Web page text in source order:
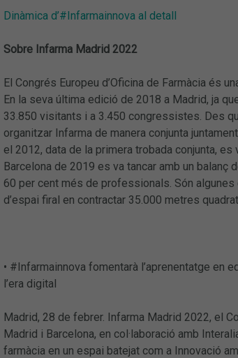
Dinàmica d’#Infarmainnova al detall
Sobre Infarma Madrid 2022
El Congrés Europeu d’Oficina de Farmàcia és
En la seva última edició de 2018 a Madrid, ja
33.850 visitants i a 3.450 congressistes. Des
organitzar Infarma de manera conjunta
el 2012, data de la primera trobada conjunta,
Barcelona de 2019 es va tancar amb un
60 per cent més de professionals. Són algunes
d’espai firal en contractar 35.000 metres
• #Infarmainnova fomentarà l’aprenentatge en
l’era digital
Madrid, 28 de febrer. Infarma Madrid 2022, el
Madrid i Barcelona, en col·laboració amb
farmàcia en un espai batejat com a Innovació